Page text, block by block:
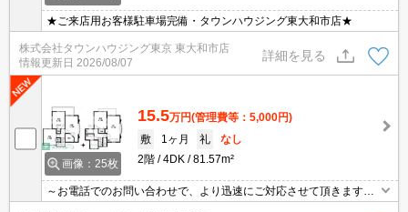
★ご来店用お客様駐車場完備・タウンハウジング東大和市店★
株式会社タウンハウジング東京 東大和市店
情報更新日 2026/08/07
詳細を見る
画像：25枚
15.5万円(管理費等：5,000円)
敷
1ヶ月 礼
なし
2階
4DK 81.57m²
～お電話でのお問い合わせで、より迅速にご対応させて頂きます～
地域密着タウンハウジング【国立店】まで～